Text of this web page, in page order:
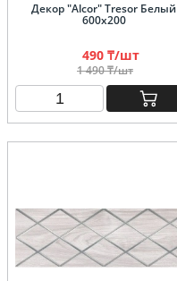
Декор "Alcor" Tresor Белый
600х200
490 ₸/шт
1 490 ₸/шт